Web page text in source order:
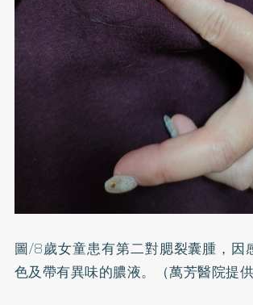
圖/8歲女童患有第二對腮裂囊腫，因
色及帶有異味的膿液。（萬芳醫院提供